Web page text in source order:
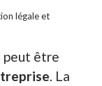
légale et
peut être
. La